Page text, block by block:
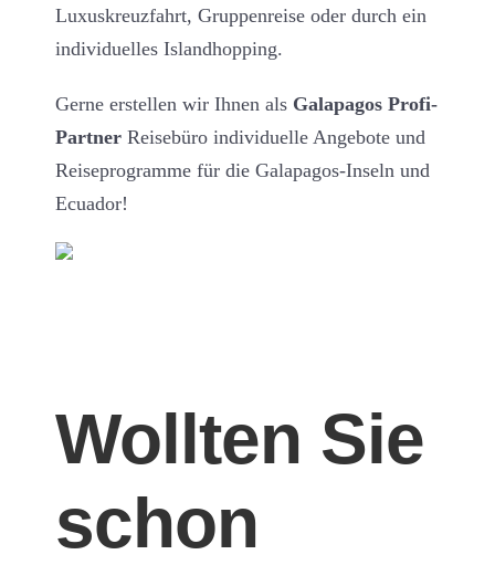
Luxuskreuzfahrt, Gruppenreise oder durch ein
individuelles Islandhopping.
Gerne erstellen wir Ihnen als Galapagos Profi-
Partner Reisebüro individuelle Angebote und
Reiseprogramme für die Galapagos-Inseln und
Ecuador!
Wollten Sie
schon